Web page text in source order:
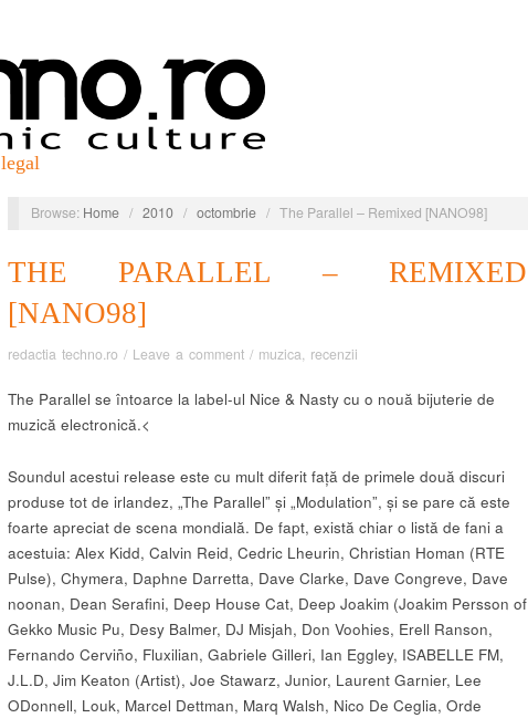
legal
Browse: Home / 2010 / octombrie / The Parallel – Remixed [NANO98]
THE PARALLEL – REMIXED
[NANO98]
redactia techno.ro / Leave a comment / muzica, recenzii
The Parallel se întoarce la label-ul Nice & Nasty cu o nouă bijuterie de
muzică electronică.<
Soundul acestui release este cu mult diferit față de primele două discuri
produse tot de irlandez, „The Parallel” și „Modulation”, și se pare că este
foarte apreciat de scena mondială. De fapt, există chiar o listă de fani a
acestuia: Alex Kidd, Calvin Reid, Cedric Lheurin, Christian Homan (RTE
Pulse), Chymera, Daphne Darretta, Dave Clarke, Dave Congreve, Dave
noonan, Dean Serafini, Deep House Cat, Deep Joakim (Joakim Persson of
Gekko Music Pu, Desy Balmer, DJ Misjah, Don Voohies, Erell Ranson,
Fernando Cerviño, Fluxilian, Gabriele Gilleri, Ian Eggley, ISABELLE FM,
J.L.D, Jim Keaton (Artist), Joe Stawarz, Junior, Laurent Garnier, Lee
ODonnell, Louk, Marcel Dettman, Marq Walsh, Nico De Ceglia, Orde